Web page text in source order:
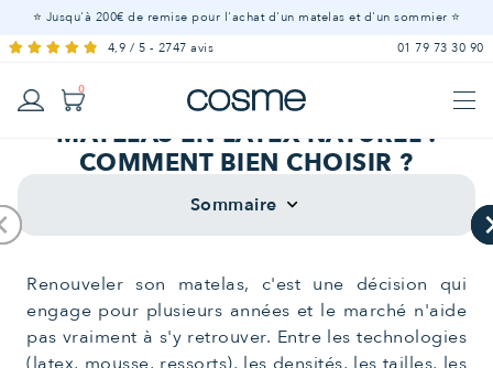
⭐ Jusqu'à 200€ de remise pour l'achat d'un matelas et d'un sommier ⭐
4,9 / 5 - 2747 avis
01 79 73 30 90
0
LITERIE ADULTE - À partir de 15 ans
naturelsressorts
matelas
matelasSommiers
Linge
LITERIE ENFANT - De 3 à 15 ans
cabane
MobilierOreillerCouettesLinge
de lit
Protection
de literie
Tous nos
LITERIE BÉBÉ - De 0 à 5 ans
couette
housse
bébé
Tous nos
COMPARATIF MEILLEUR
MATELAS EN LATEX NATUREL :
COMMENT BIEN CHOISIR ?
Sommaire keyboard_arrow_down
Renouveler son matelas, c'est une décision qui
engage pour plusieurs années et le marché n'aide
pas vraiment à s'y retrouver. Entre les technologies